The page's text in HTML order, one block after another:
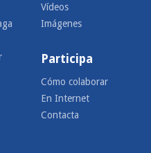
Vídeos
Imágenes
Participa
Cómo colaborar
En Internet
Contacta